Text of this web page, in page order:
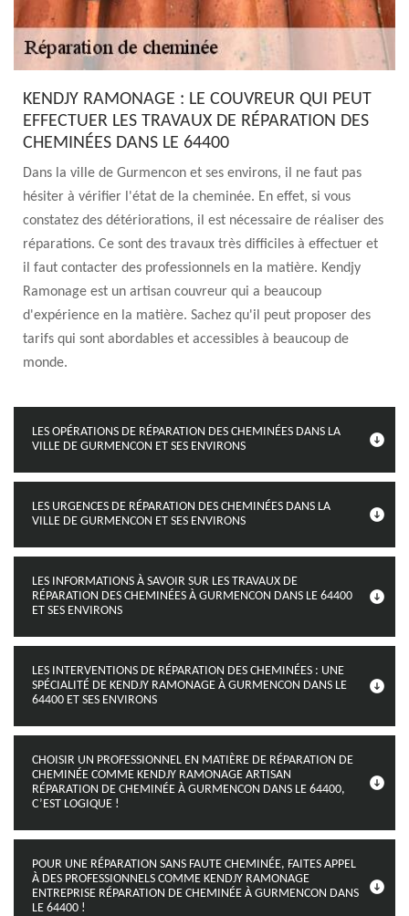
KENDJY RAMONAGE : LE COUVREUR QUI PEUT
EFFECTUER LES TRAVAUX DE RÉPARATION DES
CHEMINÉES DANS LE 64400
Dans la ville de Gurmencon et ses environs, il ne faut pas
hésiter à vérifier l'état de la cheminée. En effet, si vous
constatez des détériorations, il est nécessaire de réaliser des
réparations. Ce sont des travaux très difficiles à effectuer et
il faut contacter des professionnels en la matière. Kendjy
Ramonage est un artisan couvreur qui a beaucoup
d'expérience en la matière. Sachez qu'il peut proposer des
tarifs qui sont abordables et accessibles à beaucoup de
monde.
LES OPÉRATIONS DE RÉPARATION DES CHEMINÉES DANS LA
VILLE DE GURMENCON ET SES ENVIRONS
LES URGENCES DE RÉPARATION DES CHEMINÉES DANS LA
VILLE DE GURMENCON ET SES ENVIRONS
LES INFORMATIONS À SAVOIR SUR LES TRAVAUX DE
RÉPARATION DES CHEMINÉES À GURMENCON DANS LE 64400
ET SES ENVIRONS
LES INTERVENTIONS DE RÉPARATION DES CHEMINÉES : UNE
SPÉCIALITÉ DE KENDJY RAMONAGE À GURMENCON DANS LE
64400 ET SES ENVIRONS
CHOISIR UN PROFESSIONNEL EN MATIÈRE DE RÉPARATION DE
CHEMINÉE COMME KENDJY RAMONAGE ARTISAN
RÉPARATION DE CHEMINÉE À GURMENCON DANS LE 64400,
C’EST LOGIQUE !
POUR UNE RÉPARATION SANS FAUTE CHEMINÉE, FAITES APPEL
À DES PROFESSIONNELS COMME KENDJY RAMONAGE
ENTREPRISE RÉPARATION DE CHEMINÉE À GURMENCON DANS
LE 64400 !